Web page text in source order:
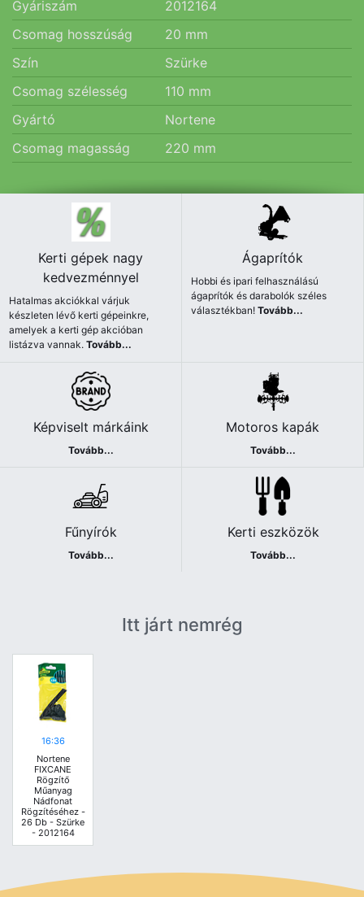
Gyáriszám
2012164
Csomag hosszúság
20 mm
Szín
Szürke
Csomag szélesség
110 mm
Gyártó
Nortene
Csomag magasság
220 mm
Kerti gépek nagy
kedvezménnyel
Hatalmas akciókkal várjuk
készleten lévő kerti gépeinkre,
amelyek a kerti gép akcióban
listázva vannak.Tovább...
Ágaprítók
Hobbi és ipari felhasználású
ágaprítók és darabolók széles
választékban!Tovább...
Képviselt márkáink
Tovább...
Motoros kapák
Tovább...
Fűnyírók
Tovább...
Kerti eszközök
Tovább...
Itt járt nemrég
16:36
Nortene
FIXCANE
Rögzítő
Műanyag
Nádfonat
Rögzítéséhez -
26 Db - Szürke
- 2012164